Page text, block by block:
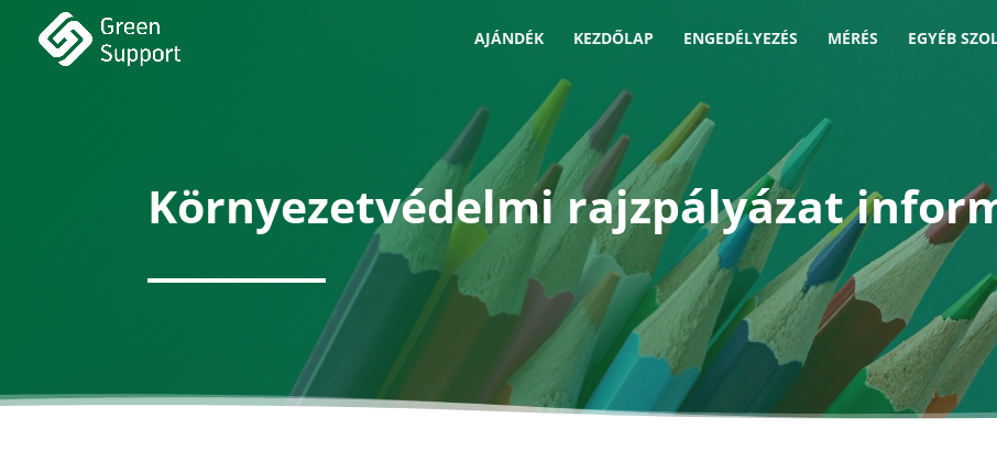
AJÁNDÉK KEZDŐLAP ENGEDÉLYEZÉS MÉRÉS EGYÉB
Környezetvédelmi rajzpályázat